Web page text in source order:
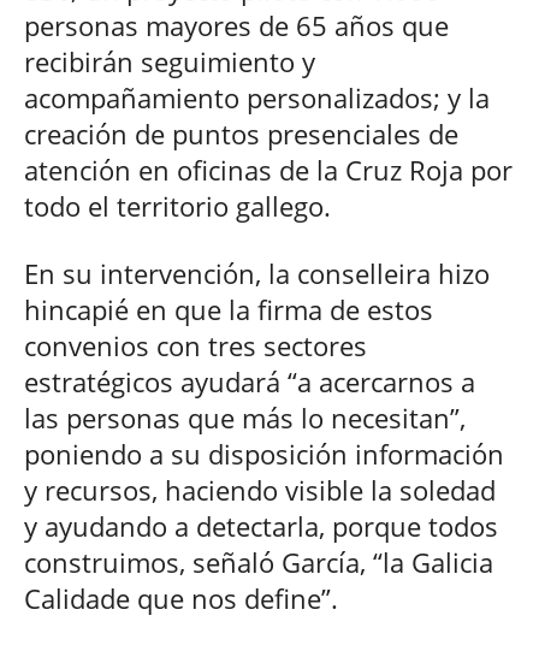
personas mayores de 65 años que
recibirán seguimiento y
acompañamiento personalizados; y la
creación de puntos presenciales de
atención en oficinas de la Cruz Roja por
todo el territorio gallego.
En su intervención, la conselleira hizo
hincapié en que la firma de estos
convenios con tres sectores
estratégicos ayudará “a acercarnos a
las personas que más lo necesitan”,
poniendo a su disposición información
y recursos, haciendo visible la soledad
y ayudando a detectarla, porque todos
construimos, señaló García, “la Galicia
Calidade que nos define”.